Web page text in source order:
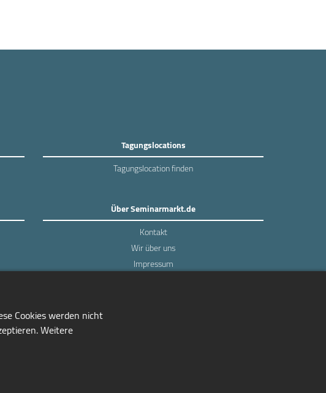
Tagungslocations
Tagungslocation finden
Über Seminarmarkt.de
Kontakt
Wir über uns
Impressum
Cookies werden nicht
Weitere